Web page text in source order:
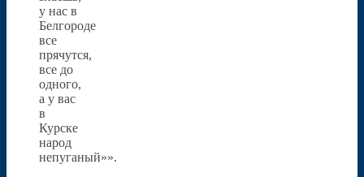
у нас в
Белгороде
все
прячутся,
все до
одного,
а у вас
в
Курске
народ
непуганый»».